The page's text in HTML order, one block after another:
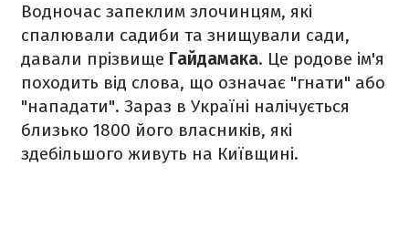
Водночас запеклим злочинцям, які
спалювали садиби та знищували сади,
давали прізвище Гайдамака. Це родове ім'я
походить від слова, що означає "гнати" або
"нападати". Зараз в Україні налічується
близько 1800 його власників, які
здебільшого живуть на Київщині.